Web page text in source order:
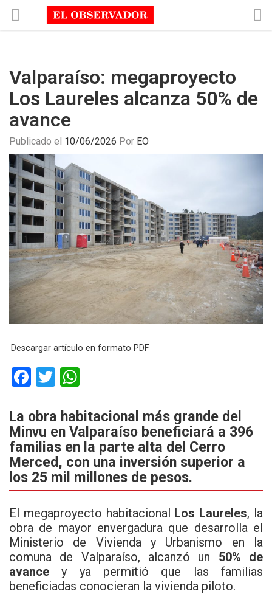
Valparaíso: megaproyecto
Los Laureles alcanza 50% de
avance
Publicado el 10/06/2026 Por EO
Descargar artículo en formato PDF
F
ce
b
o
o
k
T
tt
er
at
s
A
p
p
La obra habitacional más grande del
Minvu en Valparaíso beneficiará a 396
familias en la parte alta del Cerro
Merced, con una inversión superior a
los 25 mil millones de pesos.
El megaproyecto habitacional Los Laureles, la
obra de mayor envergadura que desarrolla el
Ministerio de Vivienda y Urbanismo en la
comuna de Valparaíso, alcanzó un 50% de
avance y ya permitió que las familias
beneficiadas conocieran la vivienda piloto.